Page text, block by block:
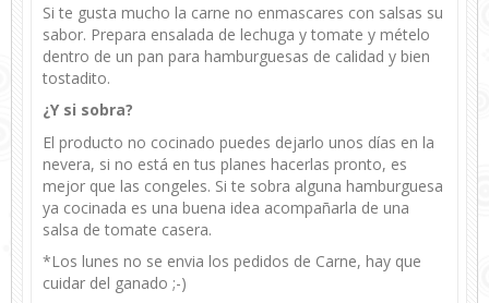
Si te gusta mucho la carne no enmascares con salsas su
sabor. Prepara ensalada de lechuga y tomate y mételo
dentro de un pan para hamburguesas de calidad y bien
tostadito.
¿Y si sobra?
El producto no cocinado puedes dejarlo unos días en la
nevera, si no está en tus planes hacerlas pronto, es
mejor que las congeles. Si te sobra alguna hamburguesa
ya cocinada es una buena idea acompañarla de una
salsa de tomate casera.
*Los lunes no se envia los pedidos de Carne, hay que
cuidar del ganado ;-)